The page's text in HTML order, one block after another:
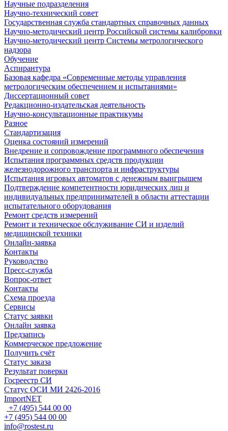
Научные подразделения
Научно-технический совет
Государственная служба стандартных справочных данных
Научно-методический центр Российской системы калибровки
Научно-методический центр Системы метрологического
надзора
Обучение
Аспирантура
Базовая кафедра «Современные методы управления
метрологическим обеспечением и испытаниями»
Диссертационный совет
Редакционно-издательская деятельность
Научно-консультационные практикумы
Разное
Стандартизация
Оценка состояний измерений
Внедрение и сопровождение программного обеспечения
Испытания программных средств продукции
железнодорожного транспорта и инфраструктуры
Испытания игровых автоматов с денежным выигрышем
Подтверждение компетентности юридических лиц и
индивидуальных предпринимателей в области аттестации
испытательного оборудования
Ремонт средств измерений
Ремонт и техническое обслуживание СИ и изделий
медицинской техники
Онлайн-заявка
Контакты
Руководство
Пресс-служба
Вопрос-ответ
Контакты
Схема проезда
Сервисы
Статус заявки
Онлайн заявка
Предзапись
Коммерческое предложение
Получить счёт
Статус заказа
Результат поверки
Госреестр СИ
Статус ОСИ МИ 2426-2016
ImportNET
+7 (495) 544 00 00
+7 (495) 544 00 00
info@rostest.ru